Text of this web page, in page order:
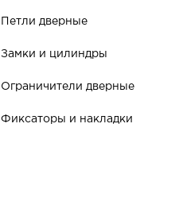
Петли дверные
Замки и цилиндры
Ограничители дверные
Фиксаторы и накладки